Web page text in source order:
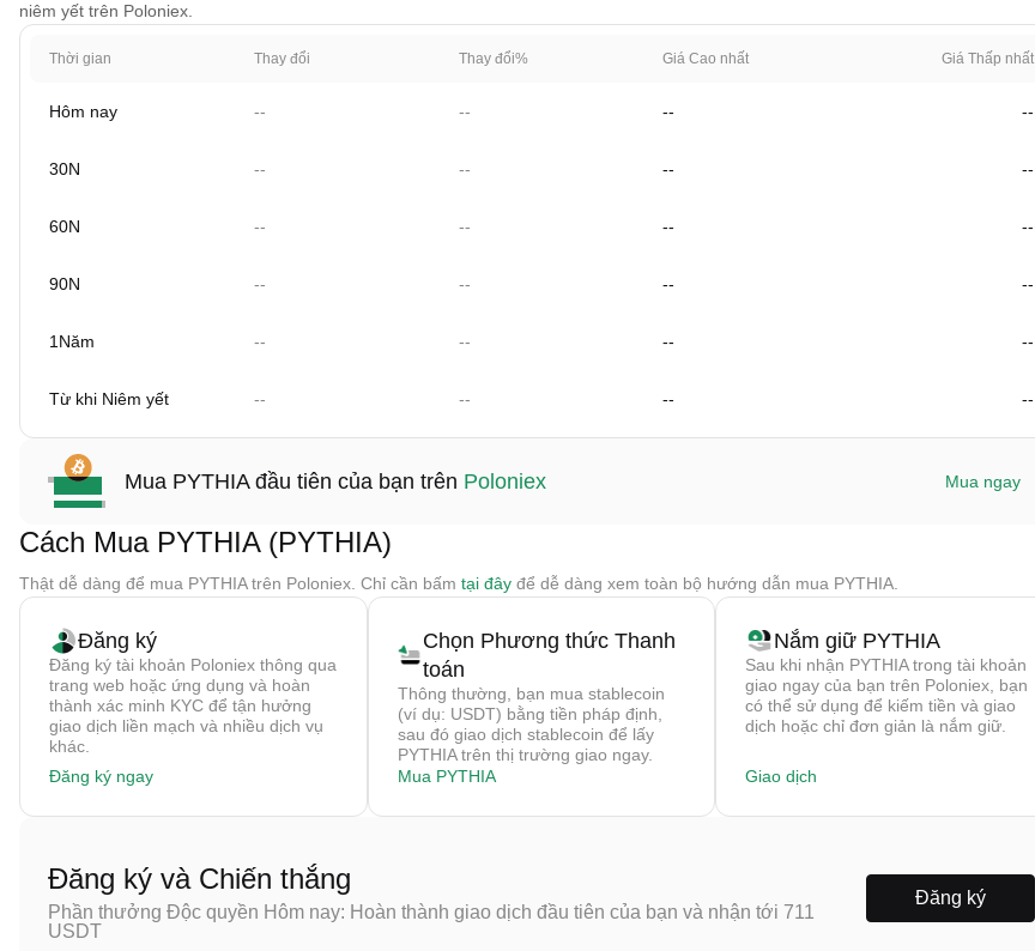
niêm yết trên Poloniex.
Thời gian Thay đổi Thay đổi% Giá Cao nhất Giá Thấp nhất
Hôm nay -- -- -- --
30N -- -- -- --
60N -- -- -- --
90N -- -- -- --
1Năm -- -- -- --
Từ khi Niêm yết -- -- -- --
Mua PYTHIA đầu tiên của bạn trên Poloniex Mua ngay
Cách Mua PYTHIA (PYTHIA)
Thật dễ dàng để mua PYTHIA trên Poloniex. Chỉ cần bấm tại đây để dễ dàng xem toàn bộ hướng dẫn mua PYTHIA.
Đăng ký
Đăng ký tài khoản Poloniex thông qua
trang web hoặc ứng dụng và hoàn
thành xác minh KYC để tận hưởng
giao dịch liền mạch và nhiều dịch vụ
khác.
Đăng ký ngay
Chọn Phương thức Thanh
toán
Thông thường, bạn mua stablecoin
(ví dụ: USDT) bằng tiền pháp định,
sau đó giao dịch stablecoin để lấy
PYTHIA trên thị trường giao ngay.
Mua PYTHIA
Nắm giữ PYTHIA
Sau khi nhận PYTHIA trong tài khoản
giao ngay của bạn trên Poloniex, bạn
có thể sử dụng để kiếm tiền và giao
dịch hoặc chỉ đơn giản là nắm giữ.
Giao dịch
Đăng ký và Chiến thắng
Phần thưởng Độc quyền Hôm nay: Hoàn thành giao dịch đầu tiên của bạn và nhận tới 711
USDT
Đăng ký